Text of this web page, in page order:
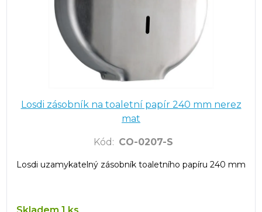
Losdi zásobník na toaletní papír 240 mm nerez
mat
Kód : CO-0207-S
Losdi uzamykatelný zásobník toaletního papíru 240 mm